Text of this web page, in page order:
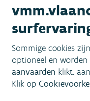
openbare besturen
Natuur en
op het
Sommige cookies
optioneel en
aanvaarden klikt,
Klik op